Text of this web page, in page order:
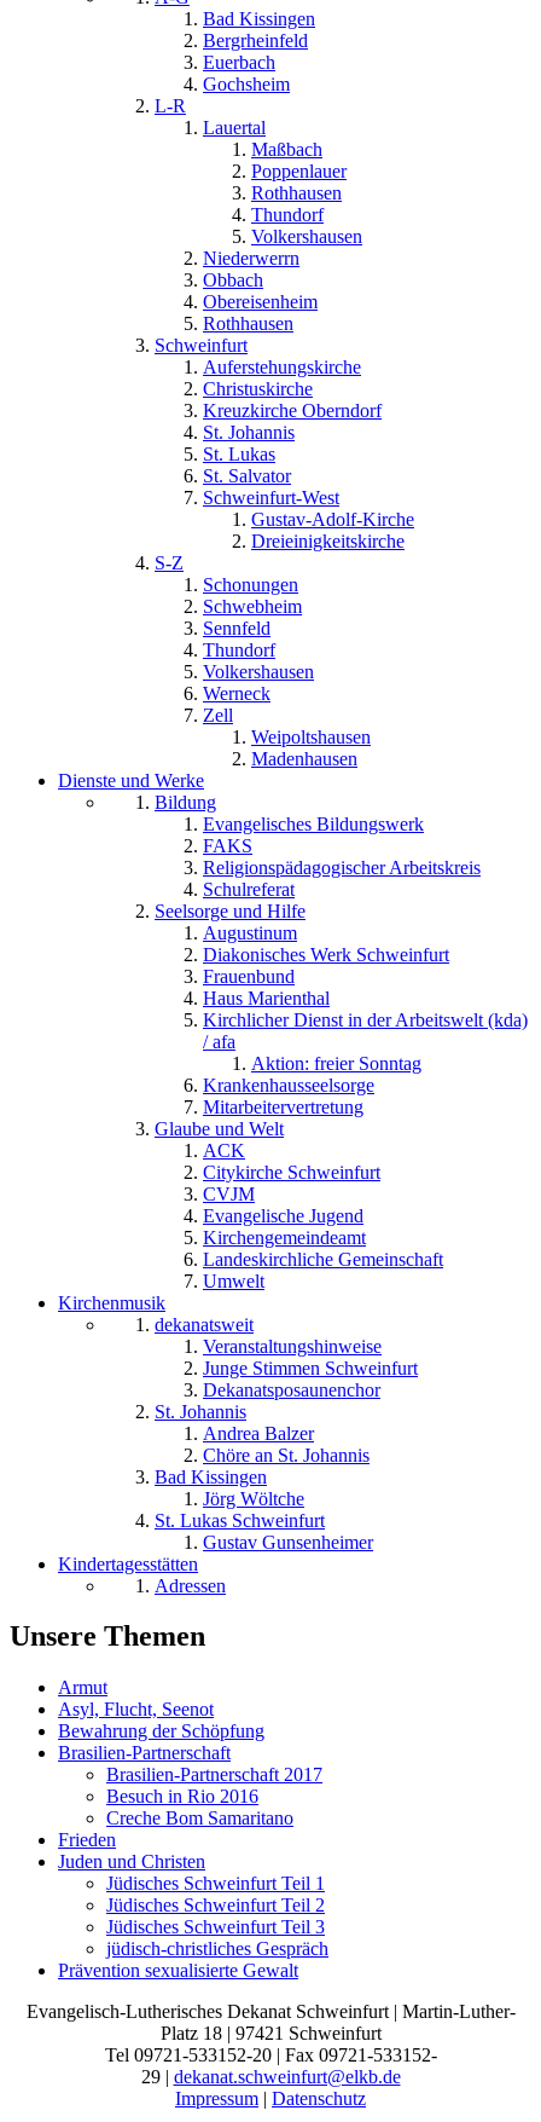
Bad Kissingen
Bergrheinfeld
Euerbach
Gochsheim
L-R
Lauertal
Maßbach
Poppenlauer
Rothhausen
Thundorf
Volkershausen
Niederwerrn
Obbach
Obereisenheim
Rothhausen
Schweinfurt
Auferstehungskirche
Christuskirche
Kreuzkirche Oberndorf
St. Johannis
St. Lukas
St. Salvator
Schweinfurt-West
Gustav-Adolf-Kirche
Dreieinigkeitskirche
S-Z
Schonungen
Schwebheim
Sennfeld
Thundorf
Volkershausen
Werneck
Zell
Weipoltshausen
Madenhausen
Dienste und Werke
Bildung
Evangelisches Bildungswerk
FAKS
Religionspädagogischer Arbeitskreis
Schulreferat
Seelsorge und Hilfe
Augustinum
Diakonisches Werk Schweinfurt
Frauenbund
Haus Marienthal
Kirchlicher Dienst in der Arbeitswelt (kda)
/ afa
Aktion: freier Sonntag
Krankenhausseelsorge
Mitarbeitervertretung
Glaube und Welt
ACK
Citykirche Schweinfurt
CVJM
Evangelische Jugend
Kirchengemeindeamt
Landeskirchliche Gemeinschaft
Umwelt
Kirchenmusik
dekanatsweit
Veranstaltungshinweise
Junge Stimmen Schweinfurt
Dekanatsposaunenchor
St. Johannis
Andrea Balzer
Chöre an St. Johannis
Bad Kissingen
Jörg Wöltche
St. Lukas Schweinfurt
Gustav Gunsenheimer
Kindertagesstätten
Adressen
Unsere Themen
Armut
Asyl, Flucht, Seenot
Bewahrung der Schöpfung
Brasilien-Partnerschaft
Brasilien-Partnerschaft 2017
Besuch in Rio 2016
Creche Bom Samaritano
Frieden
Juden und Christen
Jüdisches Schweinfurt Teil 1
Jüdisches Schweinfurt Teil 2
Jüdisches Schweinfurt Teil 3
jüdisch-christliches Gespräch
Prävention sexualisierte Gewalt
Evangelisch-Lutherisches Dekanat Schweinfurt | Martin-Luther-
Platz 18 | 97421 Schweinfurt
Tel 09721-533152-20 | Fax 09721-533152-
29 | dekanat.schweinfurt@elkb.de
Impressum | Datenschutz